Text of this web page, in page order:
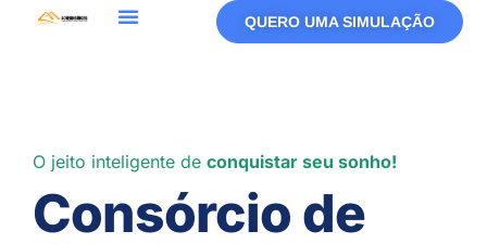
QUERO UMA SIMULAÇÃO
O jeito inteligente de conquistar seu sonho!
Consórcio de